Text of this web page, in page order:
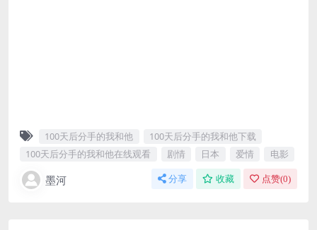
100天后分手的我和他
100天后分手的我和他下载
100天后分手的我和他在线观看
剧情 日本 爱情 电影
墨河 分享 收藏 点赞(0)